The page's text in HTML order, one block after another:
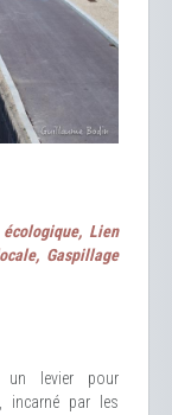
Lien
Gaspillage
un levier pour
incarné par les